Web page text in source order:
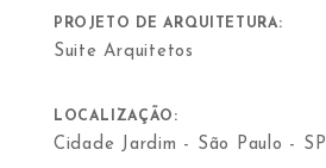
PROJETO DE ARQUITETURA:
Suite Arquitetos
LOCALIZAÇÃO:
Cidade Jardim - São Paulo - SP